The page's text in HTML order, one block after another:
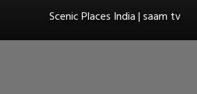
Scenic Places India | saam tv